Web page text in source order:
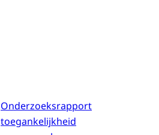
Onderzoeksrapport
toegankelijkheid